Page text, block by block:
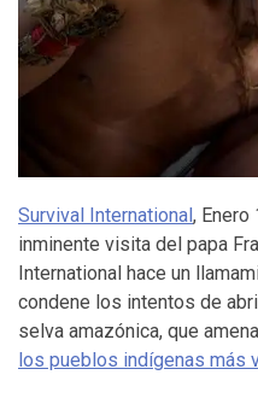
Survival International ,
inminente visita del papa
International hace un
condene los intentos de
selva amazónica, que
los pueblos indígenas más